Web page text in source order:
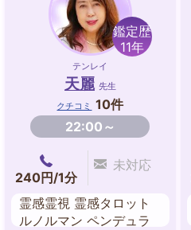
鑑定歴
11年
テンレイ
天麗 先生
クチコミ
10件
22:00～
240円/1分
未対応
霊感霊視 霊感タロット
ルノルマン ペンデュラ